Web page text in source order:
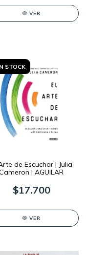
VER
STOCK
de Escuchar | Julia
| AGUILAR
$17.700
VER